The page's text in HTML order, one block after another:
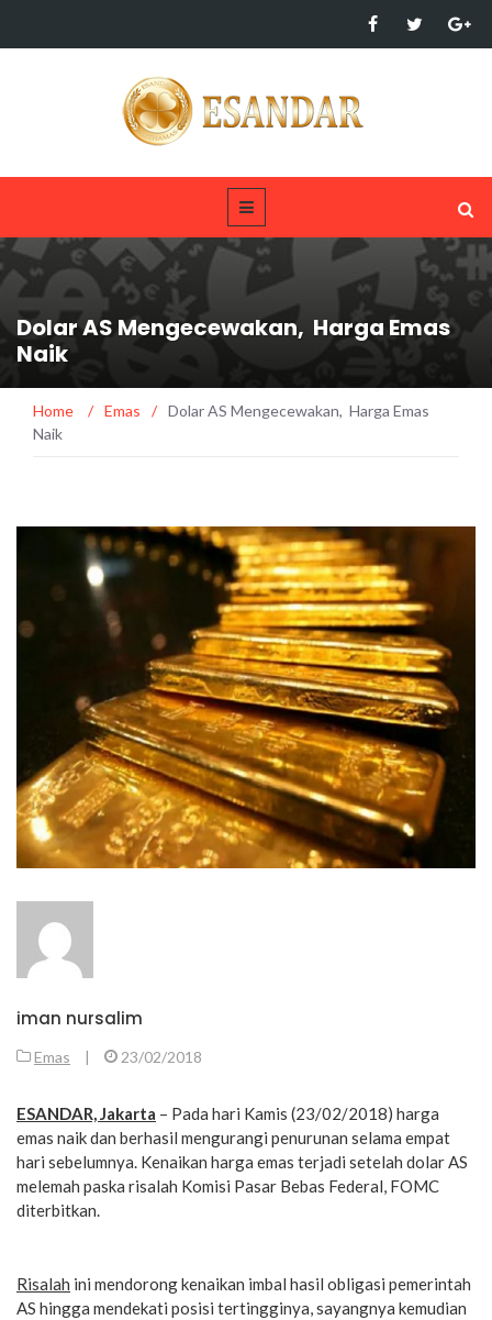
Dolar AS Mengecewakan, Harga Emas
Naik
Home / Emas / Dolar AS Mengecewakan, Harga Emas
Naik
iman nursalim
Emas | 23/02/2018
ESANDAR, Jakarta – Pada hari Kamis (23/02/2018) harga
emas naik dan berhasil mengurangi penurunan selama empat
hari sebelumnya. Kenaikan harga emas terjadi setelah dolar AS
melemah paska risalah Komisi Pasar Bebas Federal, FOMC
diterbitkan.
Risalah ini mendorong kenaikan imbal hasil obligasi pemerintah
AS hingga mendekati posisi tertingginya, sayangnya kemudian